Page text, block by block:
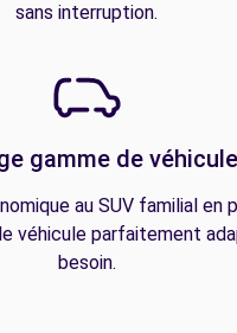
sans interruption.
gamme de
au SUV familial en
véhicule parfaitement
besoin.